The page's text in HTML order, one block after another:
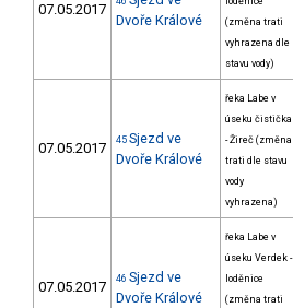
07.05.2017
Dvoře Králové
(změna trati
vyhrazena dle
stavu vody)
07.05.2017 45 Sjezd ve
Dvoře Králové
řeka Labe v
úseku čistička
- Žireč (změna
trati dle stavu
vody
vyhrazena)
07.05.2017 46 Sjezd ve
Dvoře Králové
řeka Labe v
úseku Verdek -
loděnice
(změna trati